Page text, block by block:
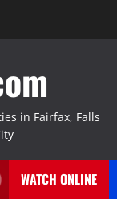
in Fairfax, Falls
WATCH ONLINE